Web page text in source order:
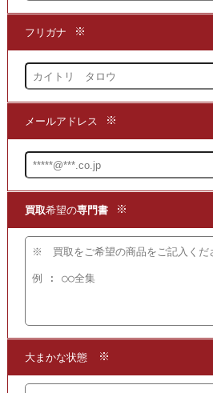
本ばかりですが、
その中でも群を抜いた存在です。
手漉和紙の見本となる書籍は
ほとんど例がなく、
こちらの書籍では実際の和紙を
直接に閲覧できることから
大変な評価を得ております。
今後もこれだけの和紙の専門書は、
なかなか刊行される可能性も低く、
評価の高い逸品です。